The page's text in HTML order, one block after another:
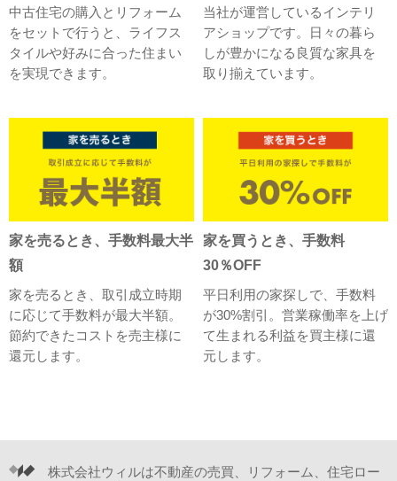
中古住宅の購入とリフォーム
をセットで行うと、ライフス
タイルや好みに合った住まい
を実現できます。
当社が運営しているインテリ
アショップです。日々の暮ら
しが豊かになる良質な家具を
取り揃えています。
家を売るとき、手数料最大半
額
家を売るとき、取引成立時期
に応じて手数料が最大半額。
節約できたコストを売主様に
還元します。
家を買うとき、手数料
30％OFF
平日利用の家探しで、手数料
が30%割引。営業稼働率を上げ
て生まれる利益を買主様に還
元します。
株式会社ウィルは不動産の売買、リフォーム、住宅ロー